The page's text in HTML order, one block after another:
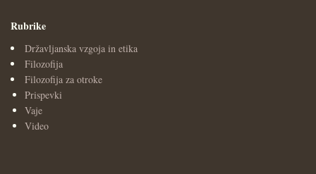
Rubrike
Državljanska vzgoja in etika
Filozofija
Filozofija za otroke
Prispevki
Vaje
Video